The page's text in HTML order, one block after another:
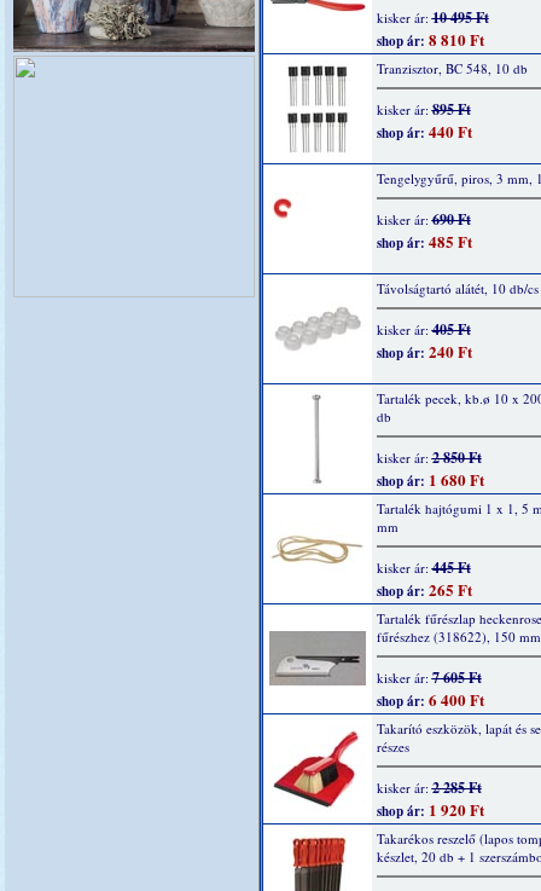
kisker ár:10 495 Ft
shop ár: 8 810 Ft
Tranzisztor, BC 548, 10 db
kisker ár:895 Ft
shop ár: 440 Ft
Tengelygyűrű, piros, 3 mm,
kisker ár:690 Ft
shop ár: 485 Ft
Távolságtartó alátét, 10 db/cs
kisker ár:405 Ft
shop ár: 240 Ft
Tartalék pecek, kb.ø 10 x
db
kisker ár:2 850 Ft
shop ár: 1 680 Ft
Tartalék hajtógumi 1 x 1, 5
mm
kisker ár:445 Ft
shop ár: 265 Ft
Tartalék fűrészlap
fűrészhez (318622), 150
kisker ár:7 605 Ft
shop ár: 6 400 Ft
Takarító eszközök, lapát és
részes
kisker ár:2 285 Ft
shop ár: 1 920 Ft
Takarékos reszelő (lapos
készlet, 20 db + 1